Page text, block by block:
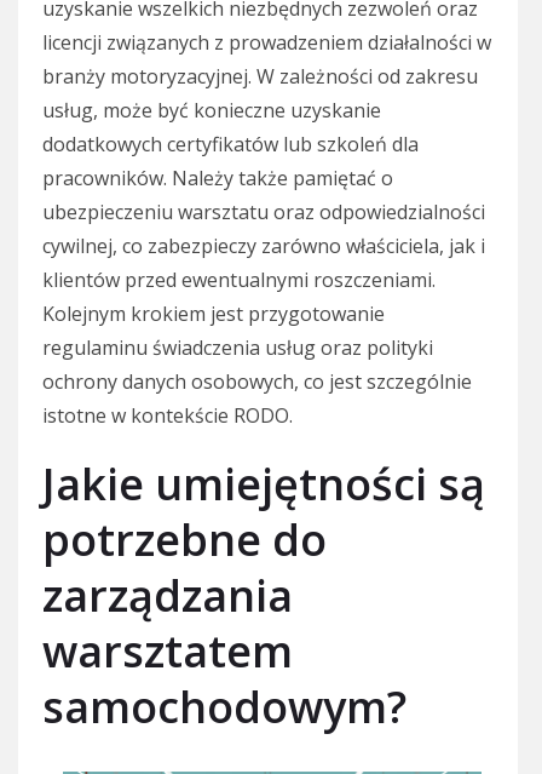
uzyskanie wszelkich niezbędnych zezwoleń oraz
licencji związanych z prowadzeniem działalności w
branży motoryzacyjnej. W zależności od zakresu
usług, może być konieczne uzyskanie
dodatkowych certyfikatów lub szkoleń dla
pracowników. Należy także pamiętać o
ubezpieczeniu warsztatu oraz odpowiedzialności
cywilnej, co zabezpieczy zarówno właściciela, jak i
klientów przed ewentualnymi roszczeniami.
Kolejnym krokiem jest przygotowanie
regulaminu świadczenia usług oraz polityki
ochrony danych osobowych, co jest szczególnie
istotne w kontekście RODO.
Jakie umiejętności są
potrzebne do
zarządzania
warsztatem
samochodowym?